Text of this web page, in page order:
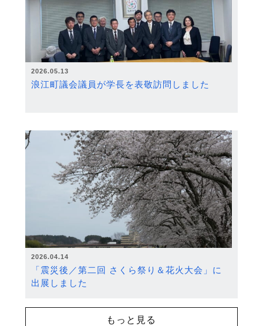
2026.05.13
浪江町議会議員が学長を表敬訪問しました
2026.04.14
「震災後／第二回 さくら祭り＆花火大会」に
出展しました
もっと見る